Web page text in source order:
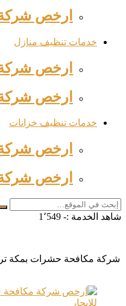
ارخص شركة
خدمات تنظيف منازل
ارخص شركة تنظيف
ارخص شركة تنظيف
خدمات تنظيف خزانات
ارخص شركة تنظيف
ارخص شركة تنظيف
شاهد الخدمة :- 1٬549
شركة مكافحة حشرات بمكة